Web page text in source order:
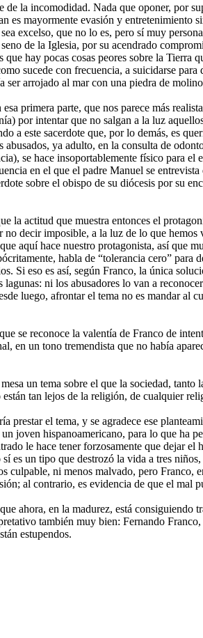
la incomodidad. Nada que oponer, por
es mayormente evasión y entretenimiento
excelso, que no lo es, pero sí muy
de la Iglesia, por su acendrado
hay pocas cosas peores sobre la Tierra
sucede con frecuencia, a suicidarse
arrojado al mar con una piedra de
primera parte, que nos parece más
por intentar que no salgan a la luz
a este sacerdote que, por lo demás, es
ya adulto, en la consulta de
se hace insoportablemente físico para
en el que el padre Manuel se
sobre el obispo de su diócesis por su
la actitud que muestra entonces el
decir imposible, a la luz de lo que
aquí hace nuestro protagonista, así que
habla de “tolerancia cero”
Si eso es así, según Franco, la única
ni los abusadores lo van a
luego, afrontar el tema no es mandar al
se reconoce la valentía de Franco de
en un tono tremendista que no había
un tema sobre el que la sociedad,
tan lejos de la religión, de cualquier
prestar el tema, y se agradece ese
joven hispanoamericano, para lo que ha
le hace tener forzosamente que dejar
un tipo que destrozó la vida a tres
ni menos malvado, pero Franco,
al contrario, es evidencia de que el mal
ahora, en la madurez, está
también muy bien: Fernando
estupendos.